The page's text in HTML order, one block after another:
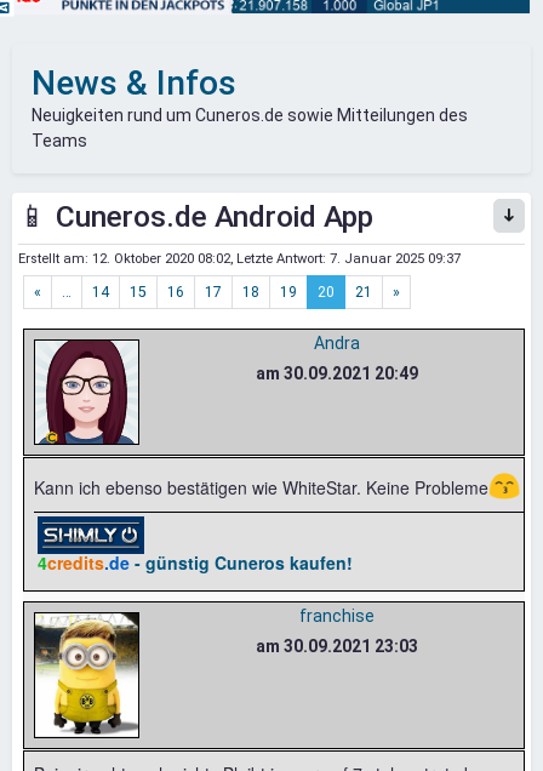
News & Infos
Neuigkeiten rund um Cuneros.de sowie Mitteilungen des
Teams
📱 Cuneros.de Android App
Erstellt am: 12. Oktober 2020 08:02, Letzte Antwort: 7. Januar 2025 09:37
« … 14 15 16 17 18 19 20 21 »
Andra
am 30.09.2021 20:49
Kann ich ebenso bestätigen wie WhiteStar. Keine Probleme😙
4credits.de- günstig Cuneros kaufen!
franchise
am 30.09.2021 23:03